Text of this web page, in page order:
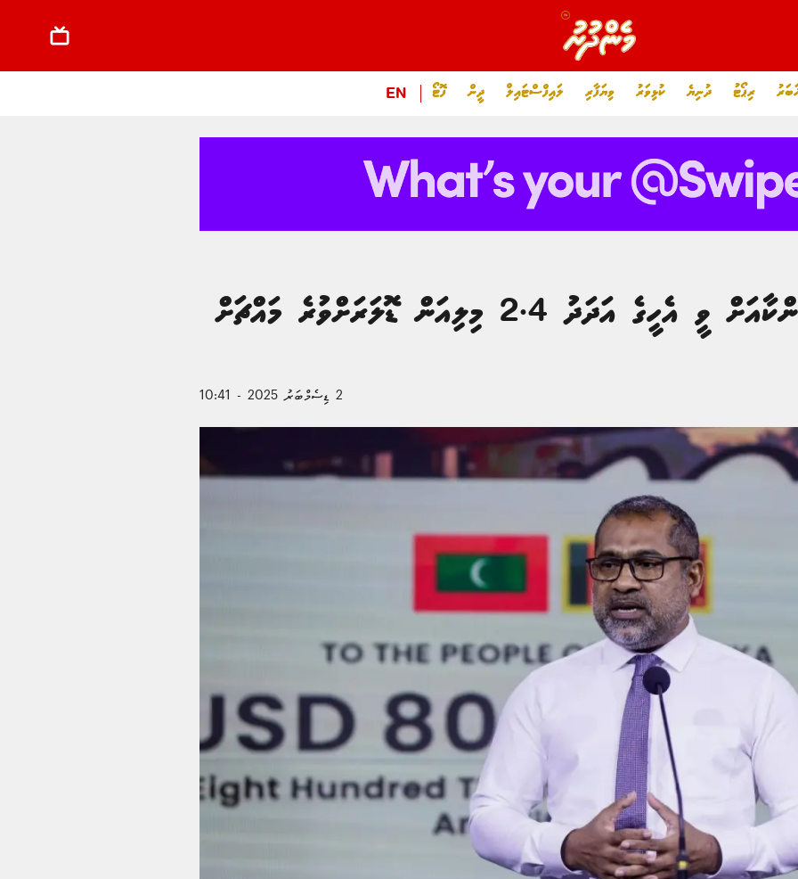
ރިޕޯޓު ދުނިޔެ ކުޅިވަރު ވިޔަފާރި ލައިފްސްޓައިލް ދީން ފޮޓޯ EN
ދިވެހިންގެ ފަރާތުން ލަންކާއަށް ވީ އެހީގެ އަދަދު 2.4 މިލިއަން ޑޮލަރަށްވުރެ މައްޗަށް
2 ޑިސެމްބަރު 2025 - 10:41